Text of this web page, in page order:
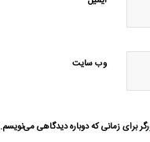
وب‌ سایت
برای زمانی که دوباره دیدگاهی می‌نویسم.